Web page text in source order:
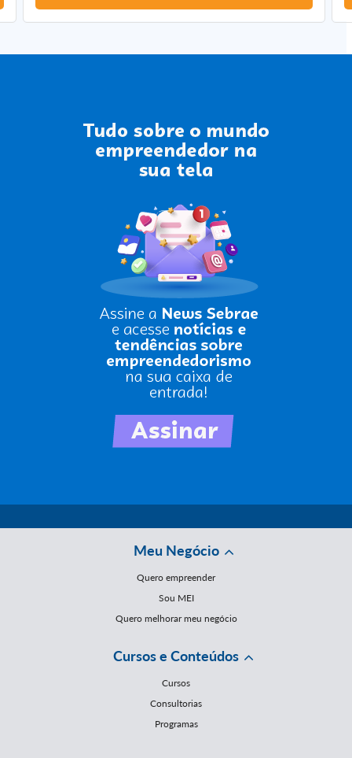
Meu Negócio
Quero empreender
Sou MEI
Quero melhorar meu negócio
Cursos e Conteúdos
Cursos
Consultorias
Programas